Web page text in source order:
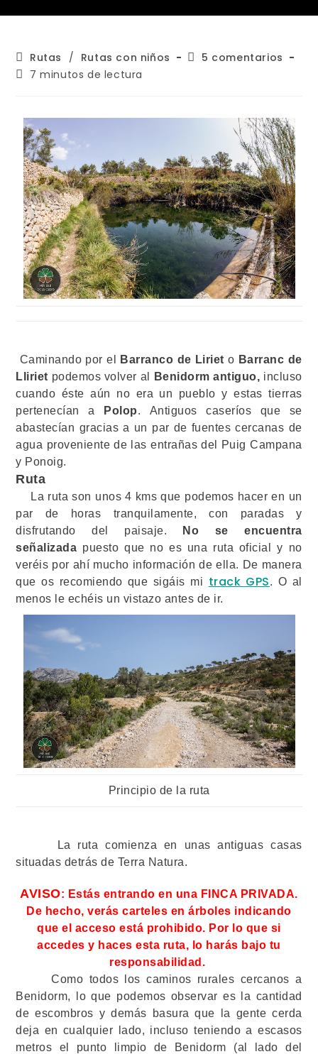
Rutas / Rutas con niños
5 comentarios
7 minutos de lectura
Caminando por el Barranco de Liriet o Barranc de
Lliriet podemos volver al Benidorm antiguo, incluso
cuando éste aún no era un pueblo y estas tierras
pertenecían a
Polop. Antiguos caseríos que se
abastecían gracias a un par de fuentes cercanas de
agua proveniente de las entrañas del Puig Campana
y Ponoig.
Ruta
La ruta son unos 4 kms que podemos hacer en un
par de horas tranquilamente, con paradas y
disfrutando del paisaje.
No se encuentra
señalizada puesto que no es una ruta oficial y no
veréis por ahí mucho información de ella. De manera
que os recomiendo que sigáis mi track GPS. O al
menos le echéis un vistazo antes de ir.
Principio de la ruta
La ruta comienza en unas antiguas casas
situadas detrás de Terra Natura.
AVISO: Estás entrando en una FINCA PRIVADA.
De hecho, verás carteles en árboles indicando
que el acceso está prohibido. Por lo que si
accedes y haces esta ruta, lo harás bajo tu
responsabilidad.
Como todos los caminos rurales cercanos a
Benidorm, lo que podemos observar es la cantidad
de escombros y demás basura que la gente cerda
deja en cualquier lado, incluso teniendo a escasos
metros el punto limpio de Benidorm (al lado del